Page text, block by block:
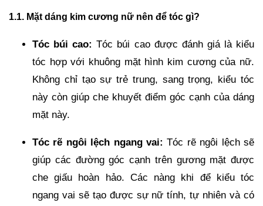
1.1. Mặt dáng kim cương nữ nên để tóc gì?
Tóc búi cao:Tóc búi cao được đánh giá là kiểu
tóc hợp với khuông mặt hình kim cương của nữ.
Không chỉ tạo sự trẻ trung, sang trọng, kiểu tóc
này còn giúp che khuyết điểm góc cạnh của dáng
mặt này.
Tóc rẽ ngôi lệch ngang vai:Tóc rẽ ngôi lệch sẽ
giúp các đường góc cạnh trên gương mặt được
che giấu hoàn hảo. Các nàng khi để kiểu tóc
ngang vai sẽ tạo được sự nữ tính, tự nhiên và có